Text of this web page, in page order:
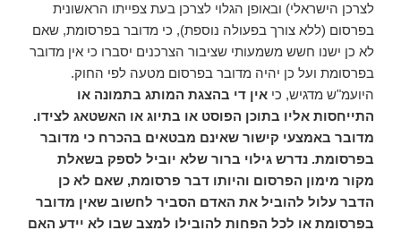
לצרכן הישראלי) ובאופן הגלוי לצרכן בעת צפייתו הראשונית
בפרסום (ללא צורך בפעולה נוספת), כי מדובר בפרסומת, שאם
לא כן ישנו חשש משמעותי שציבור הצרכנים יסברו כי אין מדובר
בפרסומת ועל כן יהיה מדובר בפרסום מטעה לפי החוק.
היועמ"ש מדגיש, כי אין די בהצגת המותג בתמונה או
התייחסות אליו בתוכן הפוסט או בתיוג או האשטאג לצידו.
מדובר באמצעי קישור שאינם מבטאים בהכרח כי מדובר
בפרסומת. נדרש גילוי ברור שלא יוביל לספק בשאלת
מקור מימון הפרסום והיותו דבר פרסומת, שאם לא כן
הדבר עלול להוביל את האדם הסביר לחשוב שאין מדובר
בפרסומת או לכל הפחות להובילו למצב שבו לא יידע האם